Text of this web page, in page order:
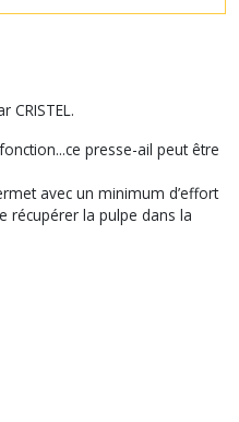
CRISTEL.
presse-ail peut être
avec un minimum d’effort
récupérer la pulpe dans la